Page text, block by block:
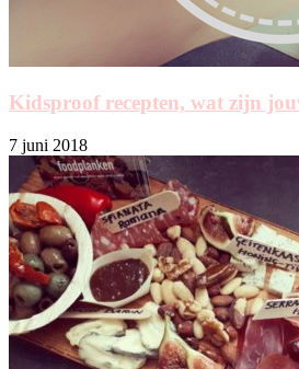
Kidsproof recepten, wat zijn
7 juni 2018